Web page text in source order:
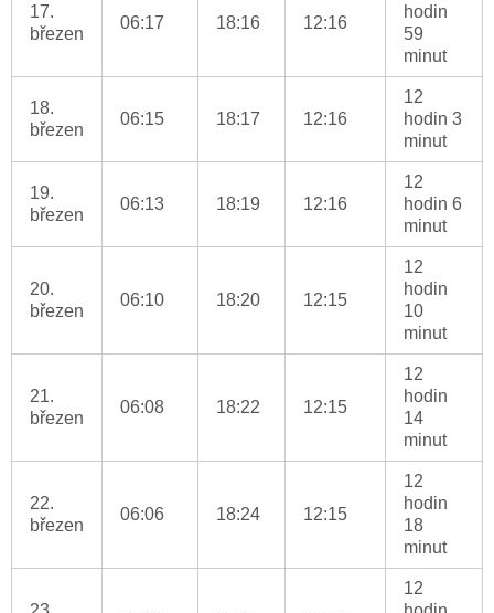
17.
březen
06:17 18:16 12:16
hodin
59
minut
18.
březen
06:15 18:17 12:16
12
hodin 3
minut
19.
březen
06:13 18:19 12:16
12
hodin 6
minut
20.
březen
06:10 18:20 12:15
12
hodin
10
minut
21.
březen
06:08 18:22 12:15
12
hodin
14
minut
22.
březen
06:06 18:24 12:15
12
hodin
18
minut
12